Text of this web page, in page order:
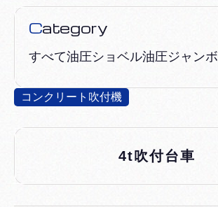
Category
すべて油圧ショベル油圧ジャンボ
コンクリート吹付機
4t吹付台車